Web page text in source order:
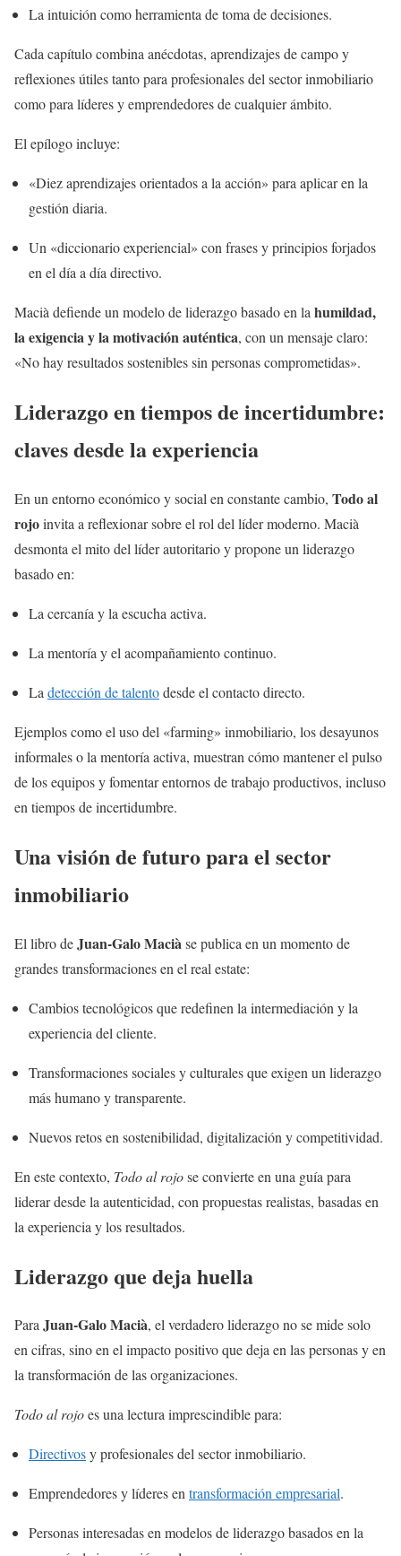
La intuición como herramienta de toma de decisiones.
Cada capítulo combina anécdotas, aprendizajes de campo y
reflexiones útiles tanto para profesionales del sector inmobiliario
como para líderes y emprendedores de cualquier ámbito.
El epílogo incluye:
«Diez aprendizajes orientados a la acción» para aplicar en la
gestión diaria.
Un «diccionario experiencial» con frases y principios forjados
en el día a día directivo.
Macià defiende un modelo de liderazgo basado en la humildad,
la exigencia y la motivación auténtica, con un mensaje claro:
«No hay resultados sostenibles sin personas comprometidas».
Liderazgo en tiempos de incertidumbre:
claves desde la experiencia
En un entorno económico y social en constante cambio, Todo al
rojoinvita a reflexionar sobre el rol del líder moderno. Macià
desmonta el mito del líder autoritario y propone un liderazgo
basado en:
La cercanía y la escucha activa.
La mentoría y el acompañamiento continuo.
La detección de talentodesde el contacto directo.
Ejemplos como el uso del «farming» inmobiliario, los desayunos
informales o la mentoría activa, muestran cómo mantener el pulso
de los equipos y fomentar entornos de trabajo productivos, incluso
en tiempos de incertidumbre.
Una visión de futuro para el sector
inmobiliario
El libro deJuan-Galo Maciàse publica en un momento de
grandes transformaciones en el real estate:
Cambios tecnológicos que redefinen la intermediación y la
experiencia del cliente.
Transformaciones sociales y culturales que exigen un liderazgo
más humano y transparente.
Nuevos retos en sostenibilidad, digitalización y competitividad.
En este contexto, Todo al rojose convierte en una guía para
liderar desde la autenticidad, con propuestas realistas, basadas en
la experiencia y los resultados.
Liderazgo que deja huella
ParaJuan-Galo Macià, el verdadero liderazgo no se mide solo
en cifras, sino en el impacto positivo que deja en las personas y en
la transformación de las organizaciones.
Todo al rojoes una lectura imprescindible para:
Directivosy profesionales del sector inmobiliario.
Emprendedores y líderes entransformación empresarial.
Personas interesadas en modelos de liderazgo basados en la